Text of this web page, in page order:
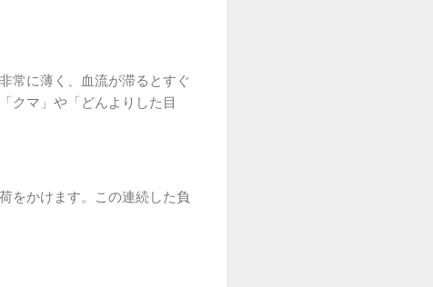
常に薄く、血流が滞るとすぐ
クマ」や「どんよりした目
をかけます。この連続した負